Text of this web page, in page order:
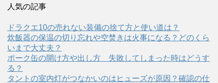
人気の記事
ドラクエ10の売れない装備の捨て方と使い道は？
炊飯器の保温の切り忘れや空焚きは火事になる？どのくら
いまで大丈夫？
ポーク缶の開け方や出し方 失敗してしまった時はどうす
る？
タントの室内灯がつなかいのはヒューズが原因？確認の仕